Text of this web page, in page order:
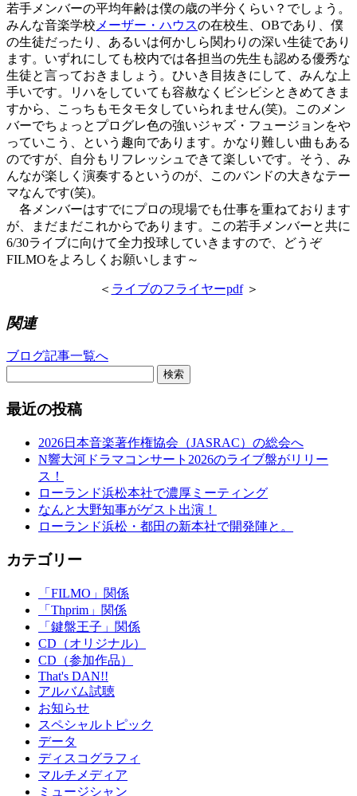
若手メンバーの平均年齢は僕の歳の半分くらい？でしょう。
みんな音楽学校 メーザー・ハウスの在校生、OBであり、僕
の生徒だったり、あるいは何かしら関わりの深い生徒であり
ます。いずれにしても校内では各担当の先生も認める優秀な
生徒と言っておきましょう。ひいき目抜きにして、みんな上
手いです。リハをしていても容赦なくビシビシときめてきま
すから、こっちもモタモタしていられません(笑)。このメン
バーでちょっとプログレ色の強いジャズ・フュージョンをや
っていこう、という趣向であります。かなり難しい曲もある
のですが、自分もリフレッシュできて楽しいです。そう、み
んなが楽しく演奏するというのが、このバンドの大きなテー
マなんです(笑)。
各メンバーはすでにプロの現場でも仕事を重ねております
が、まだまだこれからであります。この若手メンバーと共に
6/30ライブに向けて全力投球していきますので、どうぞ
FILMOをよろしくお願いします～
＜ ライブのフライヤーpdf＞
関連
ブログ記事一覧へ
検索
最近の投稿
2026日本音楽著作権協会（JASRAC）の総会へ
N響大河ドラマコンサート2026のライブ盤がリリー
ス！
ローランド浜松本社で濃厚ミーティング
なんと大野知事がゲスト出演！
ローランド浜松・都田の新本社で開発陣と。
カテゴリー
「FILMO」関係
「Thprim」関係
「鍵盤王子」関係
CD（オリジナル）
CD（参加作品）
That's DAN!!
アルバム試聴
お知らせ
スペシャルトピック
データ
ディスコグラフィ
マルチメディア
ミュージシャン